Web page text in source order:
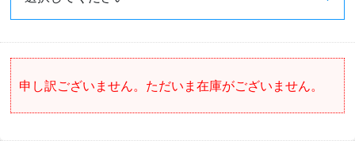
申し訳ございません。ただいま在庫がございません。